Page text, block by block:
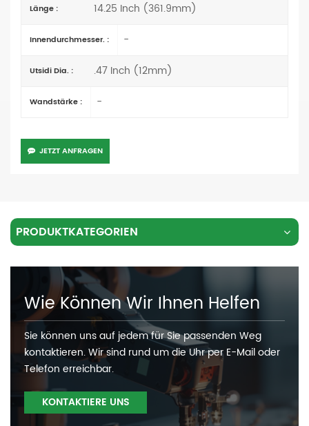
Länge : 14.25 Inch (361.9mm)
Innendurchmesser. : -
Utsidi Dia. : .47 Inch (12mm)
Wandstärke : -
JETZT ANFRAGEN
PRODUKTKATEGORIEN
Wie Können Wir Ihnen Helfen
Sie können uns auf jedem für Sie passenden Weg
kontaktieren. Wir sind rund um die Uhr per E-Mail oder
Telefon erreichbar.
KONTAKTIERE UNS